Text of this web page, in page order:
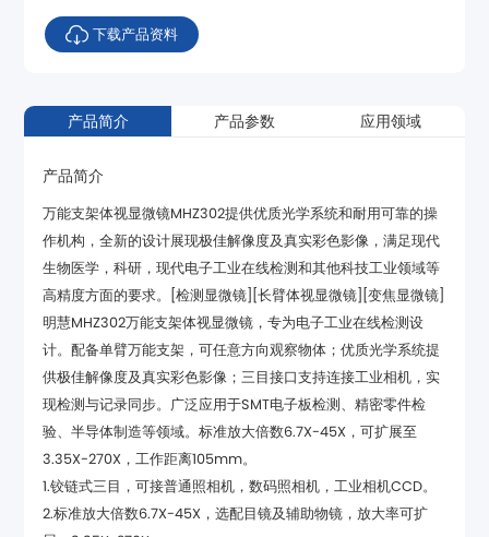
下载产品资料
产品简介 产品参数 应用领域
产品简介
高精度方面的要求。[检测显微镜][长臂体视显微镜][变焦显微镜]
3.35X-270X，工作距离105mm。
1.铰链式三目，可接普通照相机，数码照相机，工业相机CCD。